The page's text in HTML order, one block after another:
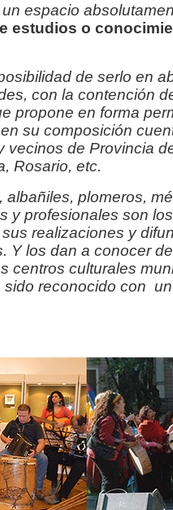
espacio
estudios o
de serlo en
con la contención
propone en forma
su composición
vecinos de Provincia
Rosario, etc.
plomeros,
y profesionales son
realizaciones y
Y los dan a conocer
centros culturales
reconocido con